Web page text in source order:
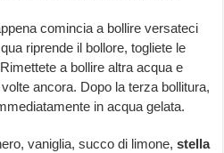
comincia a bollire versateci
riprende il bollore, togliete le
a bollire altra acqua e
ancora. Dopo la terza bollitura,
in acqua gelata.
vaniglia, succo di limone,stella